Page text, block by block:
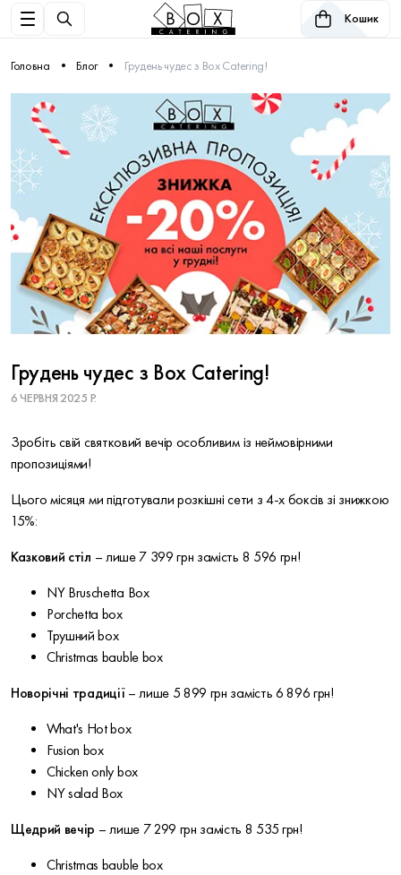
Кошик
Головна Блог Грудень чудес з Box Catering!
Грудень чудес з Box Catering!
6 ЧЕРВНЯ 2025 Р.
Зробіть свій святковий вечір особливим із неймовірними
пропозиціями!
Цього місяця ми підготували розкішні сети з 4-х боксів зі знижкою
15%:
Казковий стіл – лише 7 399 грн замість 8 596 грн!
NY Bruschetta Box
Porchetta box
Трушний box
Christmas bauble box
Новорічні традиції– лише 5 899 грн замість 6 896 грн!
What's Hot box
Fusion box
Chicken only box
NY salad Box
Щедрий вечір – лише 7 299 грн замість 8 535 грн!
Christmas bauble box